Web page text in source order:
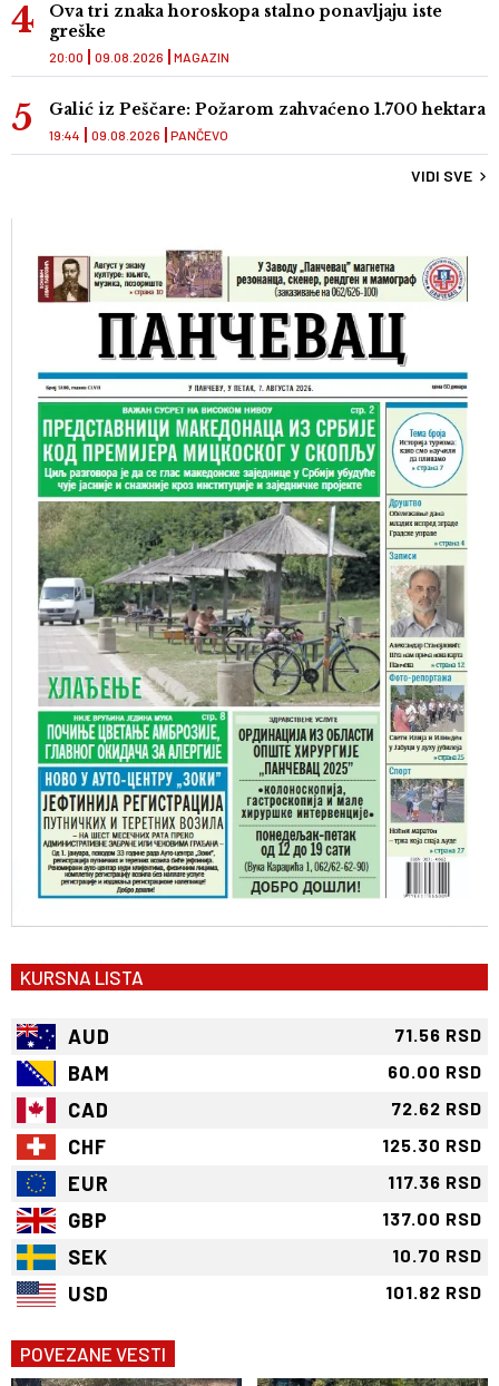
Ova tri znaka horoskopa stalno ponavljaju iste
greške
MAGAZIN
20:00 09.08.2026
Galić iz Peščare: Požarom zahvaćeno 1.700 hektara
PANČEVO
19:44 09.08.2026
VIDI SVE
KURSNA LISTA
AUD 71.56 RSD
BAM 60.00 RSD
CAD 72.62 RSD
CHF 125.30 RSD
EUR 117.36 RSD
GBP 137.00 RSD
SEK 10.70 RSD
USD 101.82 RSD
POVEZANE VESTI